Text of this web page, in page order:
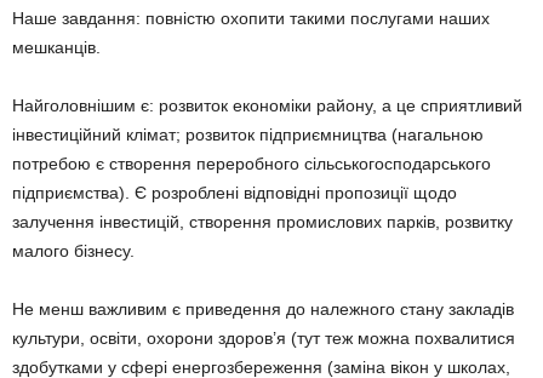
Наше завдання: повністю охопити такими послугами наших
мешканців.
Найголовнішим є: розвиток економіки району, а це сприятливий
інвестиційний клімат; розвиток підприємництва (нагальною
потребою є створення переробного сільськогосподарського
підприємства). Є розроблені відповідні пропозиції щодо
залучення інвестицій, створення промислових парків, розвитку
малого бізнесу.
Не менш важливим є приведення до належного стану закладів
культури, освіти, охорони здоров’я (тут теж можна похвалитися
здобутками у сфері енергозбереження (заміна вікон у школах,